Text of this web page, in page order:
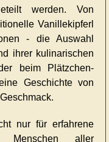
werden. Von
Vanillekipferl
- die Auswahl
ihrer kulinarischen
beim Plätzchen-
Geschichte von
nur für erfahrene
aller